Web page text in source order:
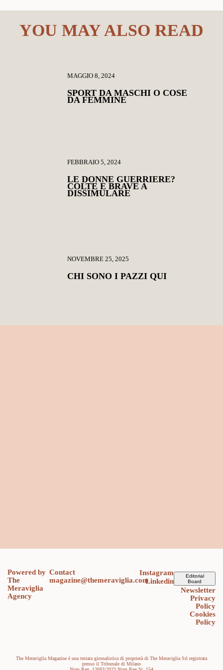
YOU MAY ALSO READ
MAGGIO 8, 2024
SPORT DA MASCHI O COSE
DA FEMMINE
FEBBRAIO 5, 2024
LE DONNE GUERRIERE?
COLTE E BRAVE A
DISSIMULARE
NOVEMBRE 25, 2025
CHI SONO I PAZZI QUI
Powered by
The
Meraviglia
Agency
Contact
magazine@themeraviglia.com
Instagram
Linkedin
Editorial
Board
Newsletter
Privacy
Policy
Cookies
Policy
The Meraviglia Magazine è una testata giornalistica di proprietà di The Meraviglia Srl registrata
presso il Tribunale di Milano